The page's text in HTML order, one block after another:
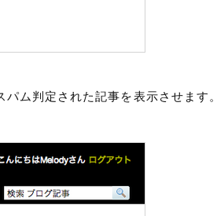
ム判定された記事を表示させます。